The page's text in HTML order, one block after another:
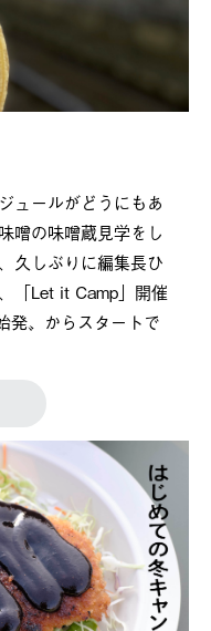
ュールがどうにもあ
噌の味噌蔵見学をし
久しぶりに編集長ひ
「Let it Camp」開催
発〟からスタートで